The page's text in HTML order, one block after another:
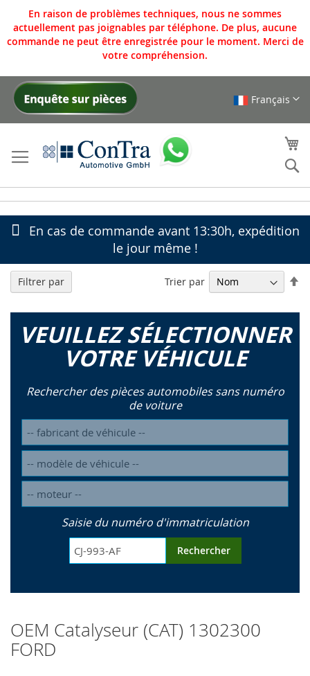
En raison de problèmes techniques, nous ne sommes
actuellement pas joignables par téléphone. De plus, aucune
commande ne peut être enregistrée pour le moment. Merci de
votre compréhension.
Allez
Français
En cas de commande avant 13:30h, expédition
le jour même !
VEUILLEZ SÉLECTIONNER
VOTRE VÉHICULE
Rechercher des pièces automobiles sans numéro
de voiture
Saisie du numéro d'immatriculation
Rechercher
OEM Catalyseur (CAT) 1302300
FORD
Trier par
Filtrer par